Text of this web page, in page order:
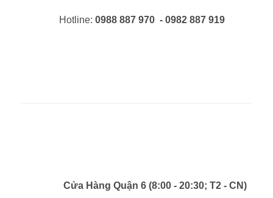
Hotline: 0988 887 970 - 0982 887 919
Cửa Hàng Quận 6 (8:00 - 20:30; T2 - CN)